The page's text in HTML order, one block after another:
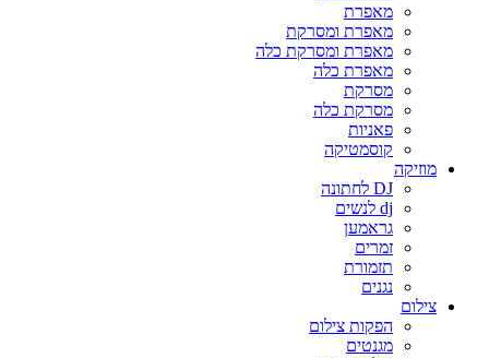
מאפרת
מאפרת ומסרקת
מאפרת ומסרקת כלה
מאפרת כלה
מסרקת
מסרקת כלה
פאניות
קוסמטיקה
מוזיקה
DJ לחתונה
dj לנשים
גראמען
זמרים
תזמורת
נגנים
צילום
הפקות צילום
מגנטים